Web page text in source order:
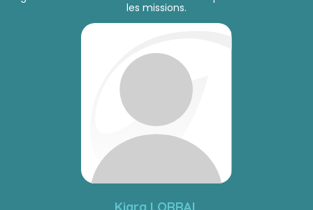
les missions.
Kiara LORRAI